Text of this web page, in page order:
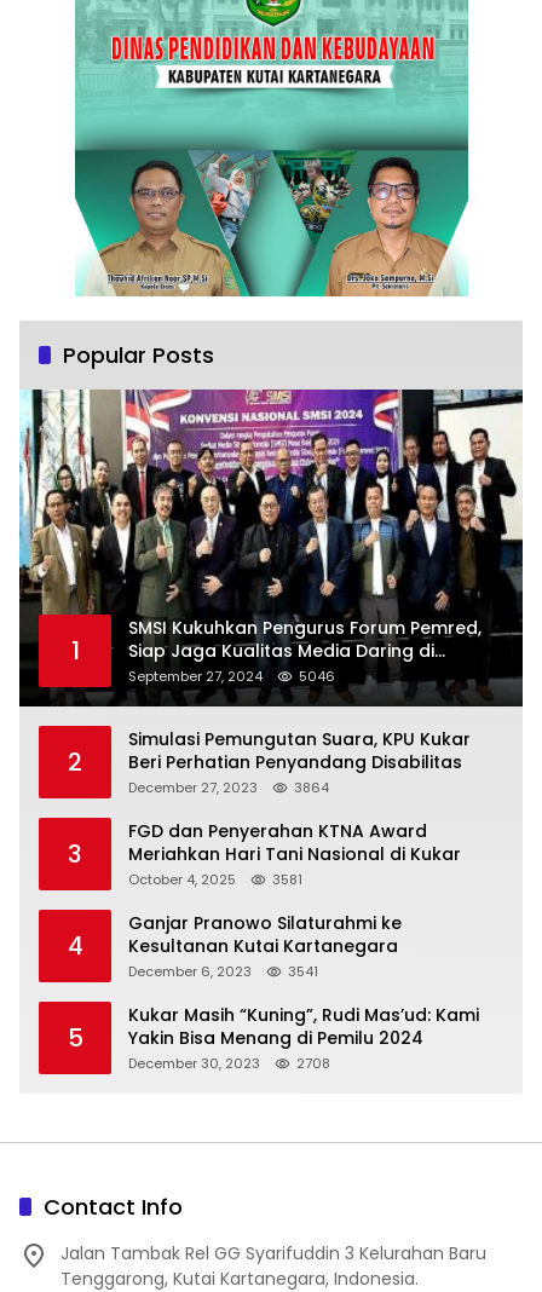
Popular Posts
1
SMSI Kukuhkan Pengurus Forum Pemred,
Siap Jaga Kualitas Media Daring di
Indonesia
September 27, 2024 5046
2
Simulasi Pemungutan Suara, KPU Kukar
Beri Perhatian Penyandang Disabilitas
December 27, 2023 3864
3
FGD dan Penyerahan KTNA Award
Meriahkan Hari Tani Nasional di Kukar
October 4, 2025 3581
4
Ganjar Pranowo Silaturahmi ke
Kesultanan Kutai Kartanegara
December 6, 2023 3541
5
Kukar Masih “Kuning”, Rudi Mas’ud: Kami
Yakin Bisa Menang di Pemilu 2024
December 30, 2023 2708
Contact Info
Jalan Tambak Rel GG Syarifuddin 3 Kelurahan Baru
Tenggarong, Kutai Kartanegara, Indonesia.